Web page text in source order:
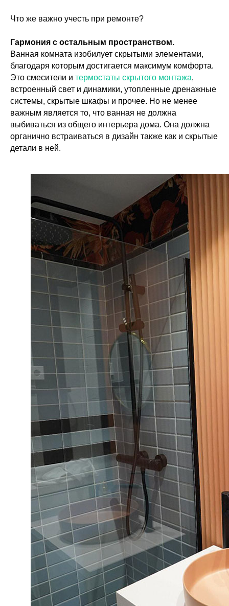
Что же важно учесть при ремонте?
Гармония с остальным пространством.
Ванная комната изобилует скрытыми элементами,
благодаря которым достигается максимум комфорта.
Это смесители и термостаты скрытого монтажа,
встроенный свет и динамики, утопленные дренажные
системы, скрытые шкафы и прочее. Но не менее
важным является то, что ванная не должна
выбиваться из общего интерьера дома. Она должна
органично встраиваться в дизайн также как и скрытые
детали в ней.